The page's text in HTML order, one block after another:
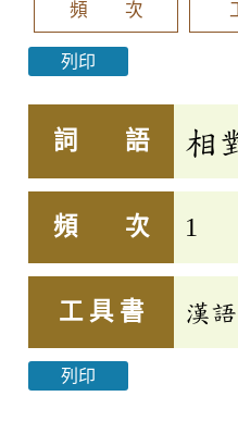
頻 次
列印
詞 語 相
頻 次 1
工 具 書 漢
列印